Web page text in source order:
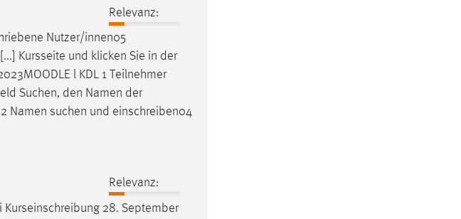
Relevanz:
Nutzer/innen05
Kursseite und klicken Sie in der
MOODLE l KDL 1 Teilnehmer
Suchen, den Namen der
2 Namen suchen und einschreiben04
Relevanz:
Kurseinschreibung 28. September